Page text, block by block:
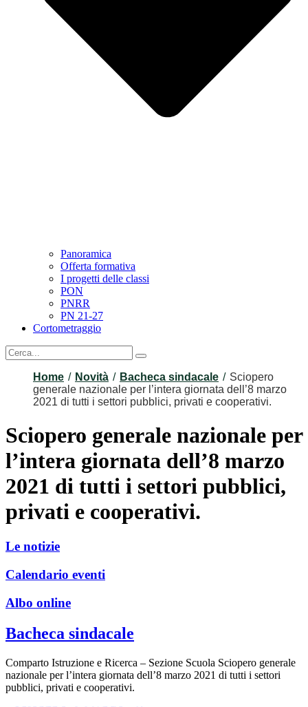
Panoramica
Offerta formativa
I progetti delle classi
PON
PNRR
PN 21-27
Cortometraggio
Home Novità Bacheca sindacale
Sciopero
generale nazionale per l’intera giornata dell’8 marzo
2021 di tutti i settori pubblici, privati e cooperativi.
Sciopero generale nazionale per
l’intera giornata dell’8 marzo
2021 di tutti i settori pubblici,
privati e cooperativi.
Le notizie
Calendario eventi
Albo online
Bacheca sindacale
Comparto Istruzione e Ricerca – Sezione Scuola Sciopero generale
nazionale per l’intera giornata dell’8 marzo 2021 di tutti i settori
pubblici, privati e cooperativi.